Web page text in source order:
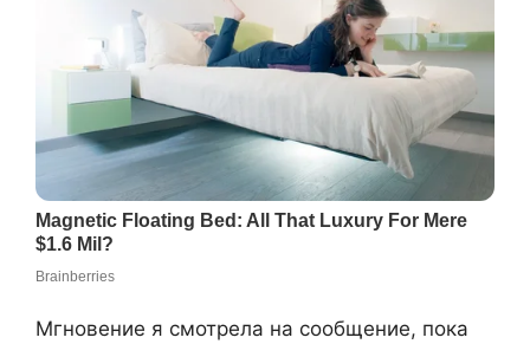
Мгновение я смотрела на сообщение, пока